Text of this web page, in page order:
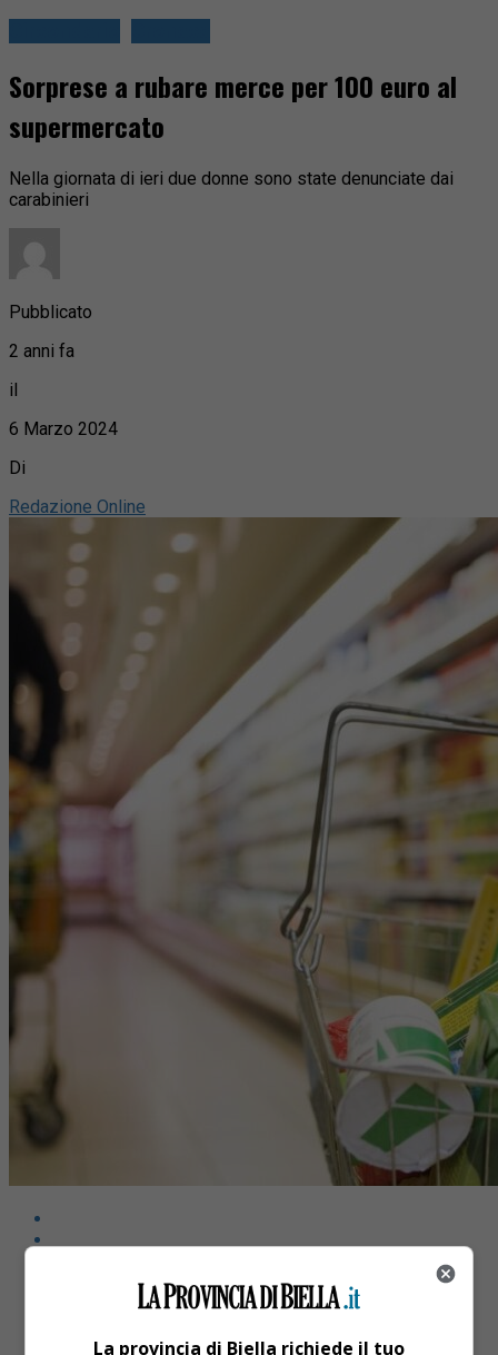
Sorprese a rubare merce per 100 euro al
supermercato
Nella giornata di ieri due donne sono state denunciate dai
carabinieri
Pubblicato
2 anni fa
il
6 Marzo 2024
Di
Redazione Online
TweetLa provincia di Biella richiede il tuo